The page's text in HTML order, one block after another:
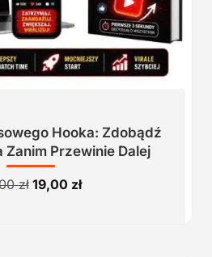
Hooka: Zdobądź
Zanim Przewinie Dalej
zł Pierwotna
19,00 złAktualna